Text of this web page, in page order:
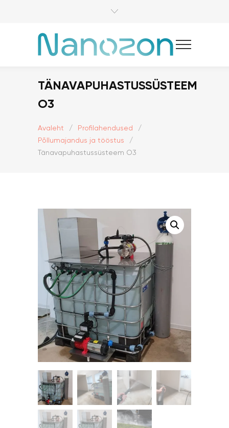
TÄNAVAPUHASTUSSÜSTEEM
O3
Avaleht / Profilahendused
/
Põllumajandus ja tööstus
/
Tänavapuhastussüsteem O3